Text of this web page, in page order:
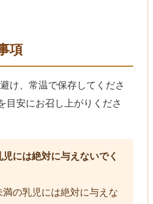
項
け、常温で保存してくださ
目安にお召し上がりくださ
には絶対に与えないでく
の乳児には絶対に与えな